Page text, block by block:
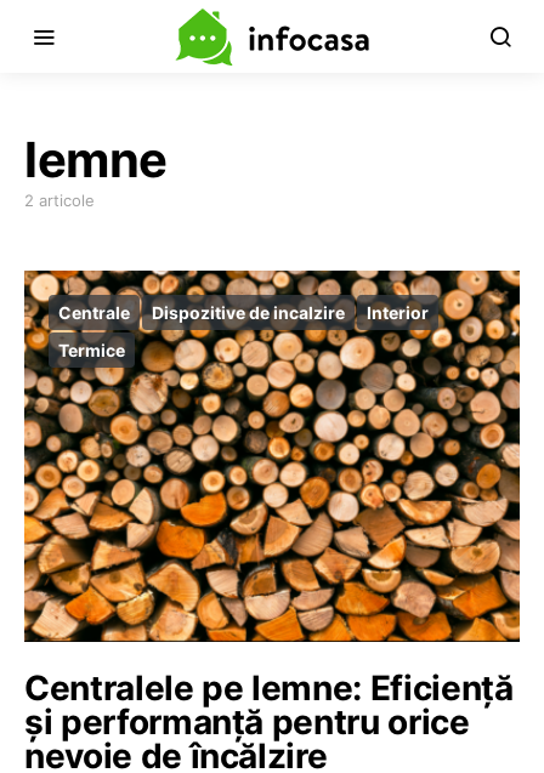
lemne
2 articole
Centrale Dispozitive de incalzire
Interior
Termice
Centralele pe lemne: Eficiență
și performanță pentru orice
nevoie de încălzire